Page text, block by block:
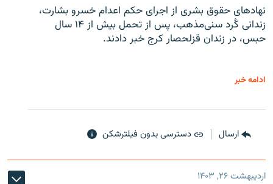
نهادهای حقوق بشری از اجرای حکم اعدام خسرو بشارت،
زندانی کُرد سنی‌مذهب، پس از تحمل بیش از ۱۴ سال
حبس، در زندان قزلحصار کرج خبر دادند.
ادامه خبر
ارسال دسترسی بدون فیلترشکن
اردیبهشت ۲۶, ۱۴۰۳